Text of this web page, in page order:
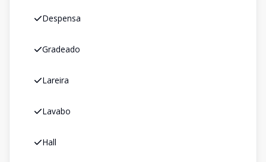
Despensa
Gradeado
Lareira
Lavabo
Hall